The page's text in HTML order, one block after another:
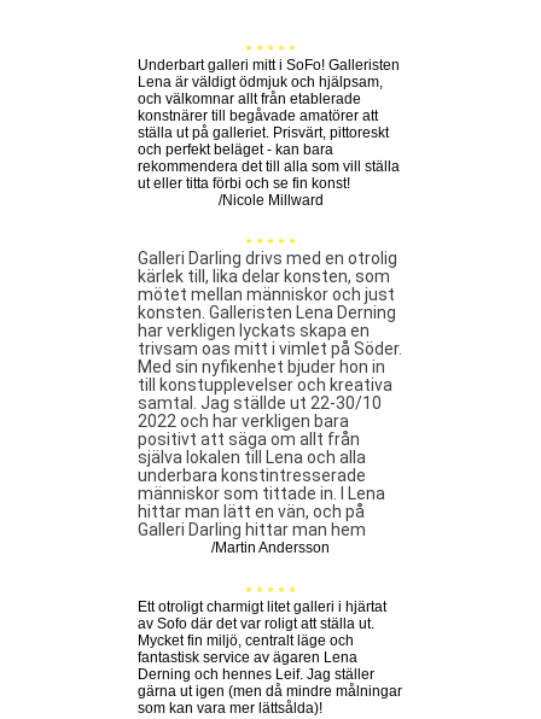
* * * * *
Underbart galleri mitt i SoFo! Galleristen
Lena är väldigt ödmjuk och hjälpsam,
och välkomnar allt från etablerade
konstnärer till begåvade amatörer att
ställa ut på galleriet. Prisvärt, pittoreskt
och perfekt beläget - kan bara
rekommendera det till alla som vill ställa
ut eller titta förbi och se fin konst!
/Nicole Millward
* * * * *
Galleri Darling drivs med en otrolig
kärlek till, lika delar konsten, som
mötet mellan människor och just
konsten. Galleristen Lena Derning
har verkligen lyckats skapa en
trivsam oas mitt i vimlet på Söder.
Med sin nyfikenhet bjuder hon in
till konstupplevelser och kreativa
samtal. Jag ställde ut 22-30/10
2022 och har verkligen bara
positivt att säga om allt från
själva lokalen till Lena och alla
underbara konstintresserade
människor som tittade in. I Lena
hittar man lätt en vän, och på
Galleri Darling hittar man hem
/Martin Andersson
* * * * *
Ett otroligt charmigt litet galleri i hjärtat
av Sofo där det var roligt att ställa ut.
Mycket fin miljö, centralt läge och
fantastisk service av ägaren Lena
Derning och hennes Leif. Jag ställer
gärna ut igen (men då mindre målningar
som kan vara mer lättsålda)!